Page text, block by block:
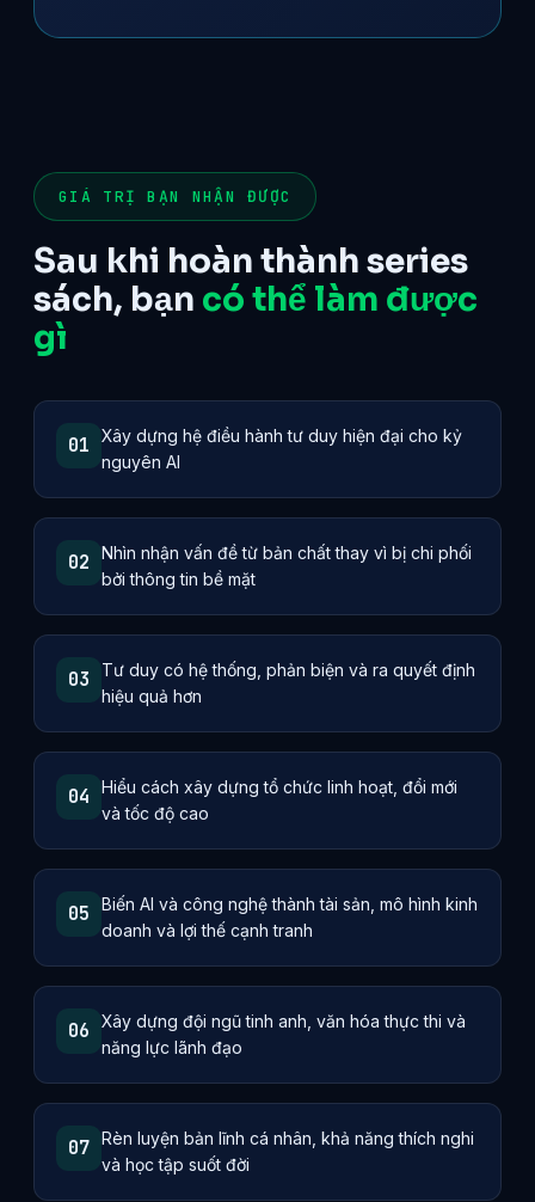
GIÁ TRỊ BẠN NHẬN ĐƯỢC
Sau khi hoàn thành series
sách, bạn có thể làm được
gì
01
Xây dựng hệ điều hành tư duy hiện đại cho kỷ
nguyên AI
02
Nhìn nhận vấn đề từ bản chất thay vì bị chi phối
bởi thông tin bề mặt
03
Tư duy có hệ thống, phản biện và ra quyết định
hiệu quả hơn
04
Hiểu cách xây dựng tổ chức linh hoạt, đổi mới
và tốc độ cao
05
Biến AI và công nghệ thành tài sản, mô hình kinh
doanh và lợi thế cạnh tranh
06
Xây dựng đội ngũ tinh anh, văn hóa thực thi và
năng lực lãnh đạo
07 Rèn luyện bản lĩnh cá nhân, khả năng thích nghi
và học tập suốt đời